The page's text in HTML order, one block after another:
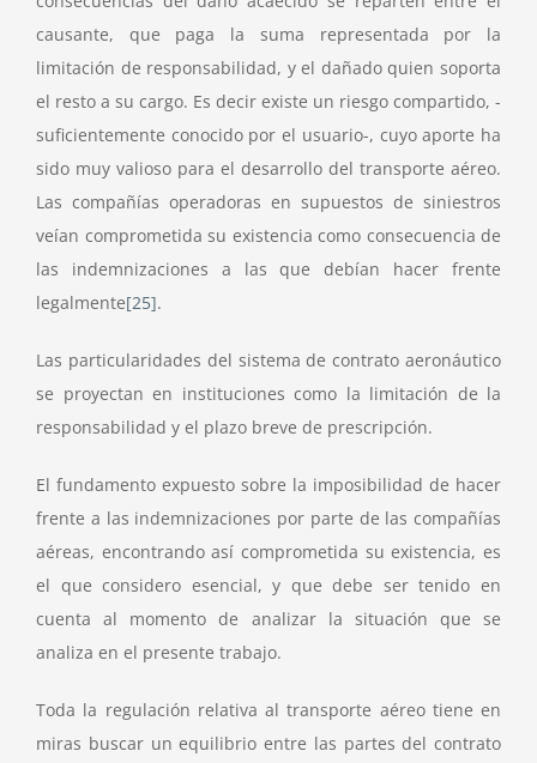
causante, que paga la suma representada por la
limitación de responsabilidad, y el dañado quien soporta
el resto a su cargo. Es decir existe un riesgo compartido, -
suficientemente conocido por el usuario-, cuyo aporte ha
sido muy valioso para el desarrollo del transporte aéreo.
Las compañías operadoras en supuestos de siniestros
veían comprometida su existencia como consecuencia de
las indemnizaciones a las que debían hacer frente
legalmente[25].
Las particularidades del sistema de contrato aeronáutico
se proyectan en instituciones como la limitación de la
responsabilidad y el plazo breve de prescripción.
El fundamento expuesto sobre la imposibilidad de hacer
frente a las indemnizaciones por parte de las compañías
aéreas, encontrando así comprometida su existencia, es
el que considero esencial, y que debe ser tenido en
cuenta al momento de analizar la situación que se
analiza en el presente trabajo.
Toda la regulación relativa al transporte aéreo tiene en
miras buscar un equilibrio entre las partes del contrato